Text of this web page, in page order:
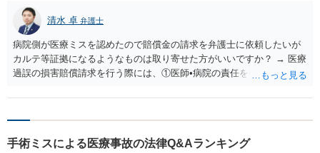
清水 卓 弁護士
病院側が医療ミスを認めたので賠償金の請求を弁護士に依頼したいが
カルテ等証拠になるようなものは取り寄せた方がいいですか？ → 医療
過誤の損害賠償請求を行う際には、①医師•病院の責任を明らかにする
集•確保しておく必要があります。 ①医師•病院の責任を明らかにす
づく回答や説明があったということでしょうか？ それとも、口頭レ
手術ミスによる医療事故の法律Q&Aランキング